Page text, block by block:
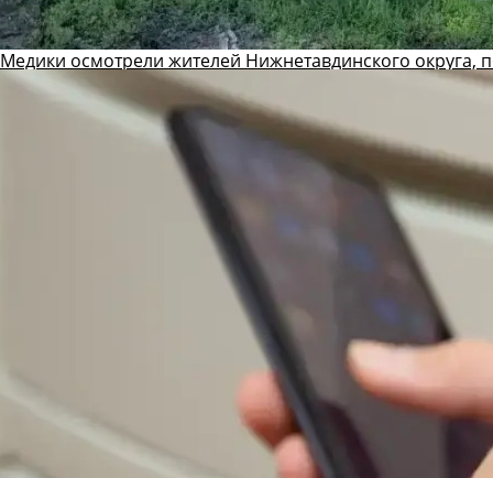
Медики осмотрели жителей Нижнетавдинского округа,